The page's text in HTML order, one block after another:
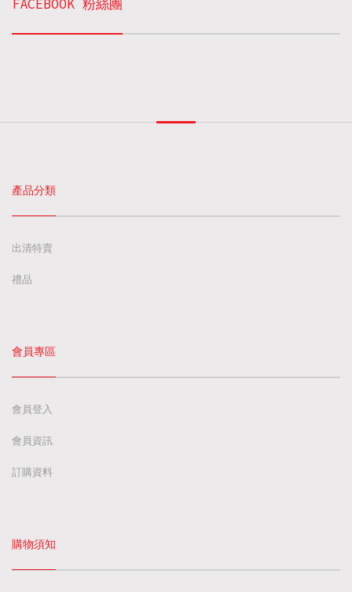
FACEBOOK 粉絲團
產品分類
出清特賣
禮品
會員專區
會員登入
會員資訊
訂購資料
購物須知